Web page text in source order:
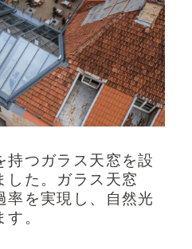
持つガラス天窓を設
した。ガラス天窓
率を実現し、自然光
。
よくある質問
会社概要
お問い合わせ
ライバシーポリシー